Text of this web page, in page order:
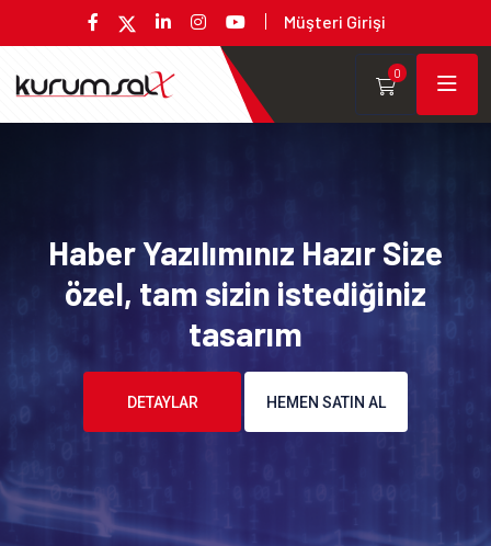
Müşteri Girişi
0
Haber Yazılımınız Hazır Size
özel, tam sizin istediğiniz
tasarım
DETAYLAR HEMEN SATIN AL